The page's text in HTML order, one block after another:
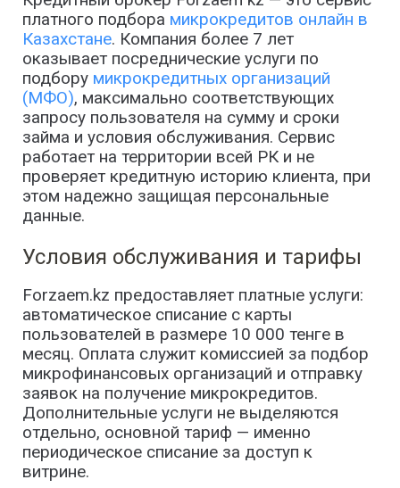
платного подбора микрокредитов онлайн в
Казахстане. Компания более 7 лет
оказывает посреднические услуги по
подбору микрокредитных организаций
(МФО), максимально соответствующих
запросу пользователя на сумму и сроки
займа и условия обслуживания. Сервис
работает на территории всей РК и не
проверяет кредитную историю клиента, при
этом надежно защищая персональные
данные.
Условия обслуживания и тарифы
Forzaem.kz предоставляет платные услуги:
автоматическое списание с карты
пользователей в размере 10 000 тенге в
месяц. Оплата служит комиссией за подбор
микрофинансовых организаций и отправку
заявок на получение микрокредитов.
Дополнительные услуги не выделяются
отдельно, основной тариф — именно
периодическое списание за доступ к
витрине.